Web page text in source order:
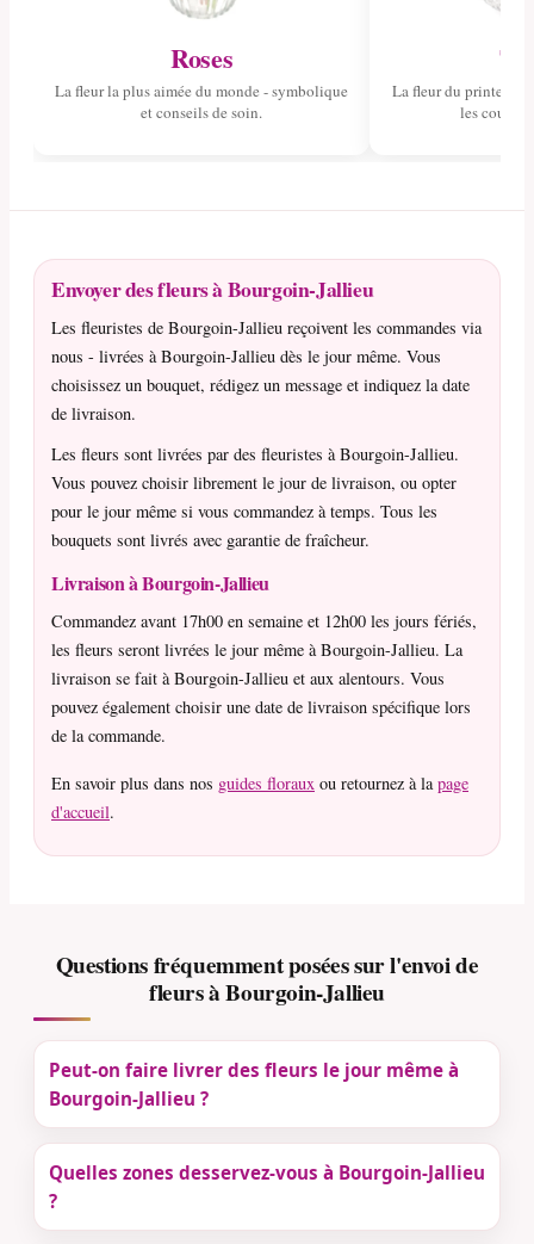
Roses
La fleur la plus aimée du monde - symbolique
et conseils de soin.
La fleur du
les
Envoyer des fleurs à Bourgoin-Jallieu
Les fleuristes de Bourgoin-Jallieu reçoivent les commandes via
nous - livrées à Bourgoin-Jallieu dès le jour même. Vous
choisissez un bouquet, rédigez un message et indiquez la date
de livraison.
Les fleurs sont livrées par des fleuristes à Bourgoin-Jallieu.
Vous pouvez choisir librement le jour de livraison, ou opter
pour le jour même si vous commandez à temps. Tous les
bouquets sont livrés avec garantie de fraîcheur.
Livraison à Bourgoin-Jallieu
Commandez avant 17h00 en semaine et 12h00 les jours fériés,
les fleurs seront livrées le jour même à Bourgoin-Jallieu. La
livraison se fait à Bourgoin-Jallieu et aux alentours. Vous
pouvez également choisir une date de livraison spécifique lors
de la commande.
En savoir plus dans nos guides floraux ou retournez à lapage
d'accueil.
Questions fréquemment posées sur l'envoi de
fleurs à Bourgoin-Jallieu
Peut-on faire livrer des fleurs le jour même à
Bourgoin-Jallieu ?
Quelles zones desservez-vous à Bourgoin-Jallieu
?